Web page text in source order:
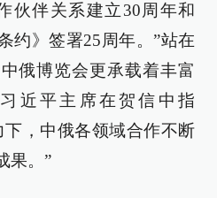
伙伴关系建立30周年和
约》签署25周年。”站在
俄博览会更承载着丰富
近平主席在贺信中指
，中俄各领域合作不断
果。”